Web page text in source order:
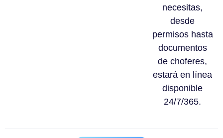
necesitas,
desde
permisos hasta
documentos
de choferes,
estará en línea
disponible
24/7/365.